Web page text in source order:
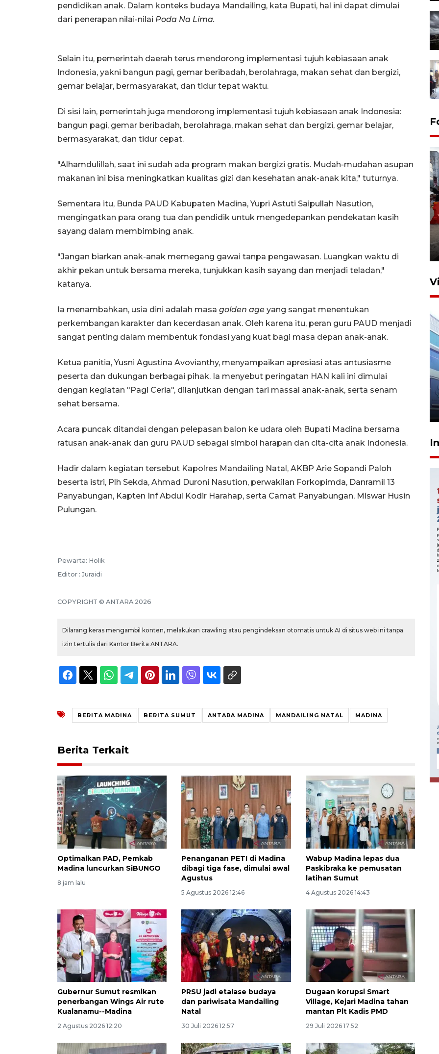
pendidikan anak. Dalam konteks budaya Mandailing, kata Bupati, hal ini dapat dimulai
dari penerapan nilai-nilai Poda Na Lima.
Selain itu, pemerintah daerah terus mendorong implementasi tujuh kebiasaan anak
Indonesia, yakni bangun pagi, gemar beribadah, berolahraga, makan sehat dan bergizi,
gemar belajar, bermasyarakat, dan tidur tepat waktu.
Di sisi lain, pemerintah juga mendorong implementasi tujuh kebiasaan anak Indonesia:
bangun pagi, gemar beribadah, berolahraga, makan sehat dan bergizi, gemar belajar,
bermasyarakat, dan tidur cepat.
"Alhamdulillah, saat ini sudah ada program makan bergizi gratis. Mudah-mudahan asupan
makanan ini bisa meningkatkan kualitas gizi dan kesehatan anak-anak kita," tuturnya.
Sementara itu, Bunda PAUD Kabupaten Madina, Yupri Astuti Saipullah Nasution,
mengingatkan para orang tua dan pendidik untuk mengedepankan pendekatan kasih
sayang dalam membimbing anak.
"Jangan biarkan anak-anak memegang gawai tanpa pengawasan. Luangkan waktu di
akhir pekan untuk bersama mereka, tunjukkan kasih sayang dan menjadi teladan,"
katanya.
Ia menambahkan, usia dini adalah masa golden age yang sangat menentukan
perkembangan karakter dan kecerdasan anak. Oleh karena itu, peran guru PAUD menjadi
sangat penting dalam membentuk fondasi yang kuat bagi masa depan anak-anak.
Ketua panitia, Yusni Agustina Avovianthy, menyampaikan apresiasi atas antusiasme
peserta dan dukungan berbagai pihak. Ia menyebut peringatan HAN kali ini dimulai
dengan kegiatan "Pagi Ceria", dilanjutkan dengan tari massal anak-anak, serta senam
sehat bersama.
Acara puncak ditandai dengan pelepasan balon ke udara oleh Bupati Madina bersama
ratusan anak-anak dan guru PAUD sebagai simbol harapan dan cita-cita anak Indonesia.
Hadir dalam kegiatan tersebut Kapolres Mandailing Natal, AKBP Arie Sopandi Paloh
beserta istri, Plh Sekda, Ahmad Duroni Nasution, perwakilan Forkopimda, Danramil 13
Panyabungan, Kapten Inf Abdul Kodir Harahap, serta Camat Panyabungan, Miswar Husin
Pulungan.
Pewarta: Holik
Editor : Juraidi
COPYRIGHT © ANTARA 2026
Dilarang keras mengambil konten, melakukan crawling atau pengindeksan otomatis untuk AI di situs web ini tanpa
izin tertulis dari Kantor Berita ANTARA.
BERITA MADINA BERITA SUMUT ANTARA MADINA MANDAILING NATAL MADINA
Berita Terkait
Optimalkan PAD, Pemkab
Madina luncurkan SiBUNGO
8 jam lalu
Penanganan PETI di Madina
dibagi tiga fase, dimulai awal
Agustus
5 Agustus 2026 12:46
Wabup Madina lepas dua
Paskibraka ke pemusatan
latihan Sumut
4 Agustus 2026 14:43
Gubernur Sumut resmikan
penerbangan Wings Air rute
Kualanamu--Madina
2 Agustus 2026 12:20
PRSU jadi etalase budaya
dan pariwisata Mandailing
Natal
30 Juli 2026 12:57
Dugaan korupsi Smart
Village, Kejari Madina tahan
mantan Plt Kadis PMD
29 Juli 2026 17:52
Pelaporan SPT Tahunan di
IDAI perkuat kompetensi
dokter tangani penyakit
jantung anak